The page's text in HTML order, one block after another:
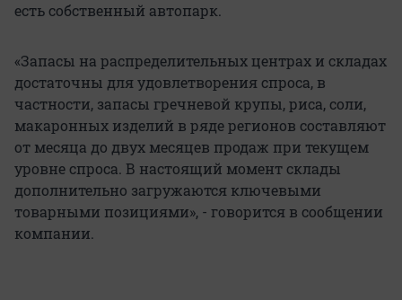
есть собственный автопарк.
«Запасы на распределительных центрах и складах
достаточны для удовлетворения спроса, в
частности, запасы гречневой крупы, риса, соли,
макаронных изделий в ряде регионов составляют
от месяца до двух месяцев продаж при текущем
уровне спроса. В настоящий момент склады
дополнительно загружаются ключевыми
товарными позициями», - говорится в сообщении
компании.